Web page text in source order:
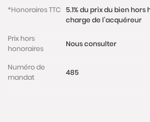
*Honoraires TTC 5.1% du prix du bien
charge de l'acquéreur
Prix hors
honoraires
Nous consulter
Numéro de
mandat
485